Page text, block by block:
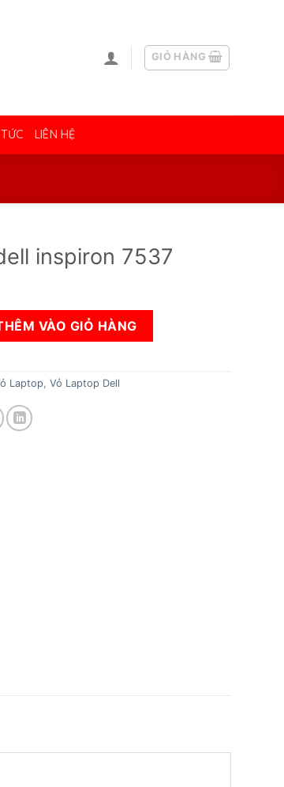
GIỎ HÀNG
LIÊN HỆ
inspiron 7537
7537 số lượng
VÀO GIỎ HÀNG
Laptop ,Vỏ Laptop Dell